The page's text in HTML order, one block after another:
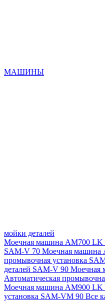
МАШИНЫ
мойки деталей
Моечная машина AM700 LK
SAM-V 70 Моечная
промывочная установка
деталей SAM-V 90
Автоматическая
Моечная машина AM900 LK
установка SAM-VM 90 Все